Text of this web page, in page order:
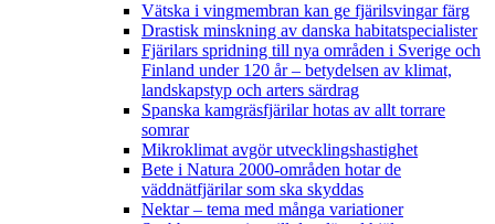
Vätska i vingmembran kan ge fjärilsvingar färg
Drastisk minskning av danska habitatspecialister
Fjärilars spridning till nya områden i Sverige och
Finland under 120 år– betydelsen av klimat,
landskapstyp och arters särdrag
Spanska kamgräsfjärilar hotas av allt torrare
somrar
Mikroklimat avgör utvecklingshastighet
Bete i Natura 2000-områden hotar de
väddnätfjärilar som ska skyddas
Nektar – tema med många variationer